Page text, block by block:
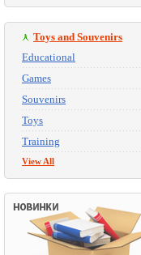
Toys and Souvenirs
Educational
Games
Souvenirs
Toys
Training
View All